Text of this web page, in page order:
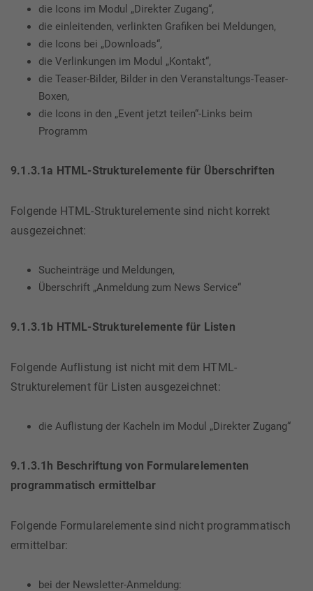
die Icons im Modul „Direkter Zugang“,
die einleitenden, verlinkten Grafiken bei Meldungen,
die Icons bei „Downloads“,
die Verlinkungen im Modul „Kontakt“,
die Teaser-Bilder, Bilder in den Veranstaltungs-Teaser-
Boxen,
die Icons in den „Event jetzt teilen“-Links beim
Programm
9.1.3.1a HTML-Strukturelemente für Überschriften
Folgende HTML-Strukturelemente sind nicht korrekt
ausgezeichnet:
Sucheinträge und Meldungen,
Überschrift „Anmeldung zum News Service“
9.1.3.1b HTML-Strukturelemente für Listen
Folgende Auflistung ist nicht mit dem HTML-
Strukturelement für Listen ausgezeichnet:
die Auflistung der Kacheln im Modul „Direkter Zugang“
9.1.3.1h Beschriftung von Formularelementen
programmatisch ermittelbar
Folgende Formularelemente sind nicht programmatisch
ermittelbar:
bei der Newsletter-Anmeldung: